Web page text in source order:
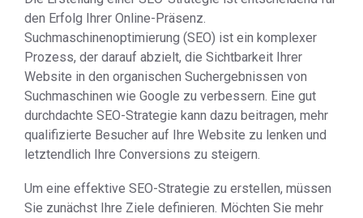
den Erfolg Ihrer Online-Präsenz.
Suchmaschinenoptimierung (SEO) ist ein komplexer
Prozess, der darauf abzielt, die Sichtbarkeit Ihrer
Website in den organischen Suchergebnissen von
Suchmaschinen wie Google zu verbessern. Eine gut
durchdachte SEO-Strategie kann dazu beitragen, mehr
qualifizierte Besucher auf Ihre Website zu lenken und
letztendlich Ihre Conversions zu steigern.
Um eine effektive SEO-Strategie zu erstellen, müssen
Sie zunächst Ihre Ziele definieren. Möchten Sie mehr